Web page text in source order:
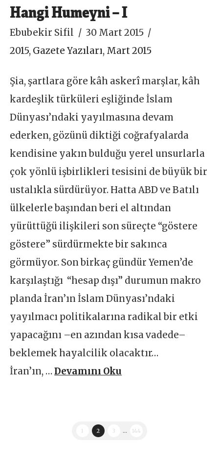
Hangi Humeyni – I
Ebubekir Sifil
30 Mart 2015
2015, Gazete Yazıları, Mart 2015
Şia, şartlara göre kâh askerî marşlar, kâh
kardeşlik türküleri eşliğinde İslam
Dünyası’ndaki yayılmasına devam
ederken, gözünü diktiği coğrafyalarda
kendisine yakın bulduğu yerel unsurlarla
çok yönlü işbirlikleri tesisini de büyük bir
ustalıkla sürdürüyor. Hatta ABD ve Batılı
ülkelerle başından beri el altından
yürüttüğü ilişkileri son süreçte “göstere
göstere” sürdürmekte bir sakınca
görmüyor. Son birkaç gündür Yemen’de
karşılaştığı “hesap dışı” durumun makro
planda İran’ın İslam Dünyası’ndaki
yayılmacı politikalarına radikal bir etki
yapacağını –en azından kısa vadede–
beklemek hayalcilik olacaktır…
İran’ın, …Devamını Oku
1 2 3 ... 144